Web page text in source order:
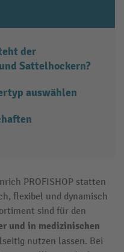
der
Sattelhockern?
auswählen
PROFISHOP statten
flexibel und dynamisch
sind für den
und in medizinischen
nutzen lassen. Bei